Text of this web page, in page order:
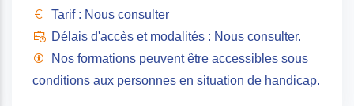
Tarif : Nous consulter
Délais d'accès et modalités : Nous consulter.
Nos formations peuvent être accessibles sous
conditions aux personnes en situation de handicap.